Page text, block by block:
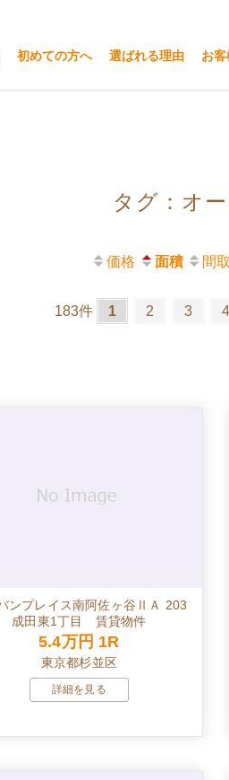
つまる不動産
初めての方へ 選ばれる理由 お
タグ：オ
価格 面積 間取
183件 1 2 3 4
ンプレイス南阿佐ヶ谷ⅡＡ 203
成田東1丁目 賃貸物件
5.4万円 1R
東京都杉並区
詳細を見る